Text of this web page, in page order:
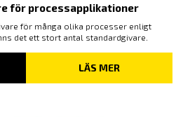
för processapplikationer
för många olika processer enligt
det ett stort antal standardgivare.
LÄS MER